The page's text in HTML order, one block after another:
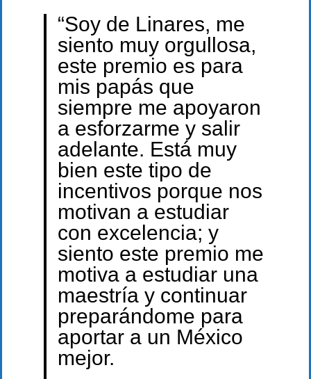
“Soy de Linares, me
siento muy orgullosa,
este premio es para
mis papás que
siempre me apoyaron
a esforzarme y salir
adelante. Está muy
bien este tipo de
incentivos porque nos
motivan a estudiar
con excelencia; y
siento este premio me
motiva a estudiar una
maestría y continuar
preparándome para
aportar a un México
mejor.